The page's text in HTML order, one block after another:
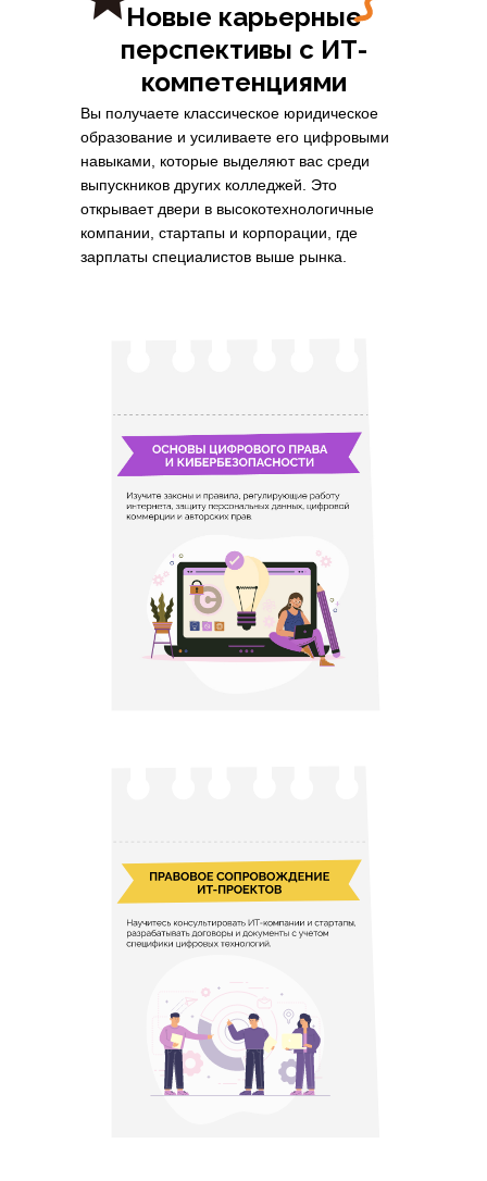
Новые карьерные
перспективы с ИТ-
компетенциями
Вы получаете классическое юридическое
образование и усиливаете его цифровыми
навыками, которые выделяют вас среди
выпускников других колледжей. Это
открывает двери в высокотехнологичные
компании, стартапы и корпорации, где
зарплаты специалистов выше рынка.